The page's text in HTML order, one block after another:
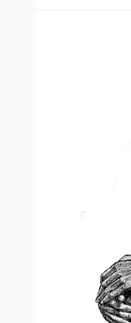
Schreibupdate